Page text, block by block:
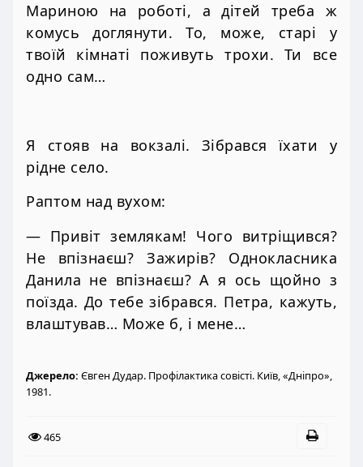
Мариною на роботі, а дітей треба ж
комусь доглянути. То, може, старі у
твоїй кімнаті поживуть трохи. Ти все
одно сам…
Я стояв на вокзалі. Зібрався їхати у
рідне село.
Раптом над вухом:
— Привіт землякам! Чого витріщився?
Не впізнаєш? Зажирів? Однокласника
Данила не впізнаєш? А я ось щойно з
поїзда. До тебе зібрався. Петра, кажуть,
влаштував… Може б, і мене…
Джерело: Євген Дудар. Профілактика совісті. Київ, «Дніпро»,
1981.
465